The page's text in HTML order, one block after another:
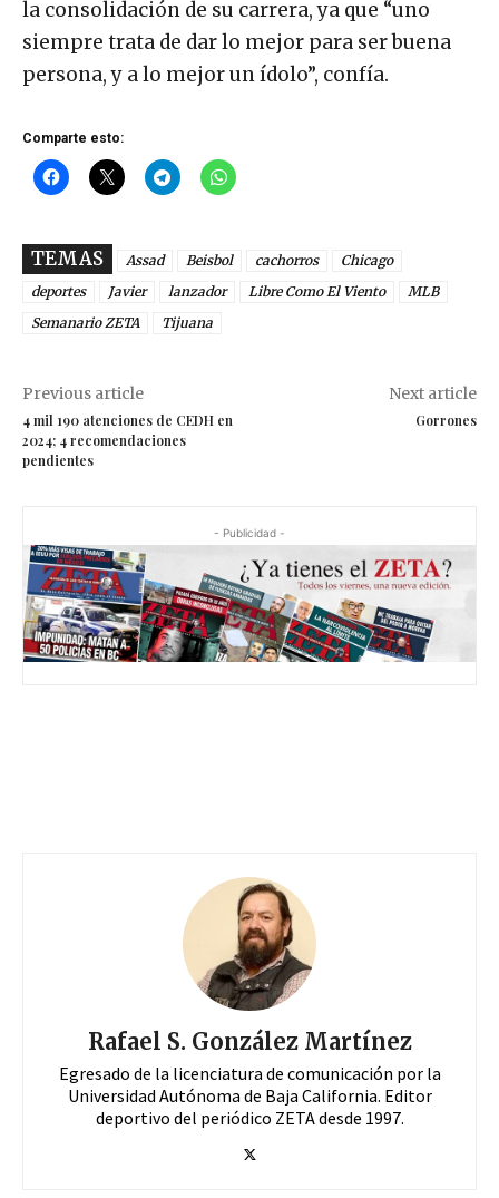
la consolidación de su carrera, ya que “uno
siempre trata de dar lo mejor para ser buena
persona, y a lo mejor un ídolo”, confía.
Comparte esto:
TEMAS Assad Beisbol cachorros
Chicago
deportes
Javier lanzador Libre Como El Viento
MLB
Semanario ZETA
Tijuana
Previous article
4 mil 190 atenciones de CEDH en
2024; 4 recomendaciones
pendientes
Next article
Gorrones
- Publicidad -
Rafael S. González Martínez
Egresado de la licenciatura de comunicación por la
Universidad Autónoma de Baja California. Editor
deportivo del periódico ZETA desde 1997.